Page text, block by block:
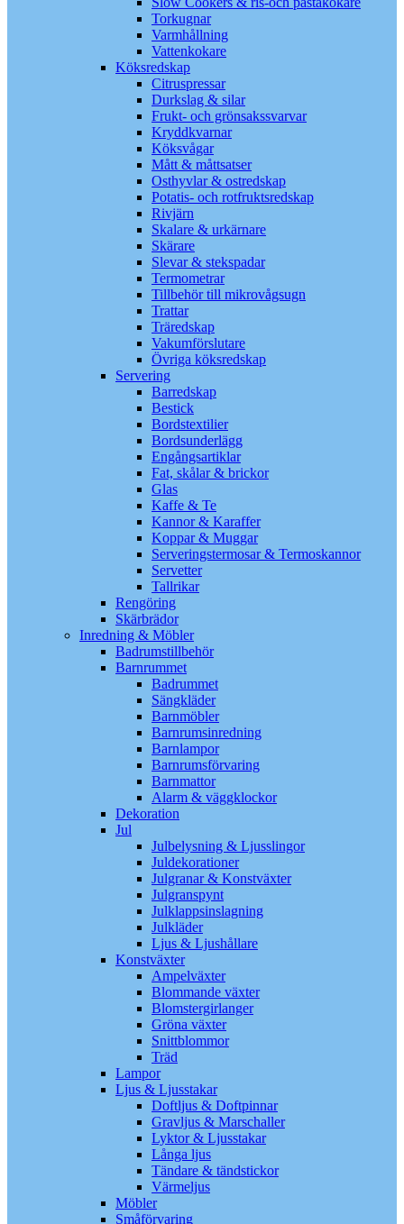
Torkugnar
Varmhållning
Vattenkokare
Köksredskap
Citruspressar
Durkslag & silar
Frukt- och grönsakssvarvar
Kryddkvarnar
Köksvågar
Mått & måttsatser
Osthyvlar & ostredskap
Potatis- och rotfruktsredskap
Rivjärn
Skalare & urkärnare
Skärare
Slevar & stekspadar
Termometrar
Tillbehör till mikrovågsugn
Trattar
Träredskap
Vakumförslutare
Övriga köksredskap
Servering
Barredskap
Bestick
Bordstextilier
Bordsunderlägg
Engångsartiklar
Fat, skålar & brickor
Glas
Kaffe & Te
Kannor & Karaffer
Koppar & Muggar
Serveringstermosar & Termoskannor
Servetter
Tallrikar
Rengöring
Skärbrädor
Inredning & Möbler
Badrumstillbehör
Barnrummet
Badrummet
Sängkläder
Barnmöbler
Barnrumsinredning
Barnlampor
Barnrumsförvaring
Barnmattor
Alarm & väggklockor
Dekoration
Jul
Julbelysning & Ljusslingor
Juldekorationer
Julgranar & Konstväxter
Julgranspynt
Julklappsinslagning
Julkläder
Ljus & Ljushållare
Konstväxter
Ampelväxter
Blommande växter
Blomstergirlanger
Gröna växter
Snittblommor
Träd
Lampor
Ljus & Ljusstakar
Doftljus & Doftpinnar
Gravljus & Marschaller
Lyktor & Ljusstakar
Långa ljus
Tändare & tändstickor
Värmeljus
Möbler
Småförvaring